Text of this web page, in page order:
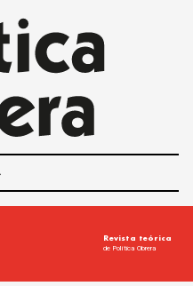
Revista teórica
de Política Obrera